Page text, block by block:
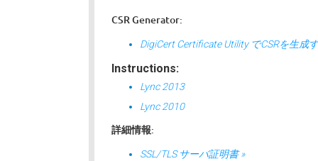
CSR Generator:
DigiCert Certificate Utility でCSRを生成
Instructions:
Lync 2013
Lync 2010
詳細情報:
SSL/TLS サーバ証明書 »